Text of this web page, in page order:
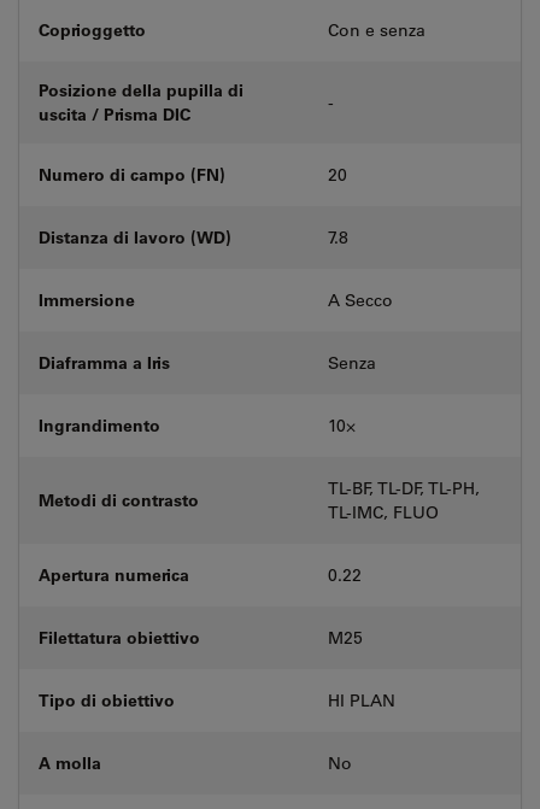
Coprioggetto Con e senza
Posizione della pupilla di
uscita / Prisma DIC
-
Numero di campo (FN) 20
Distanza di lavoro (WD) 7.8
Immersione A Secco
Diaframma a Iris Senza
Ingrandimento 10⨉
Metodi di contrasto
TL-BF, TL-DF, TL-PH,
TL-IMC, FLUO
Apertura numerica 0.22
Filettatura obiettivo M25
Tipo di obiettivo HI PLAN
A molla No